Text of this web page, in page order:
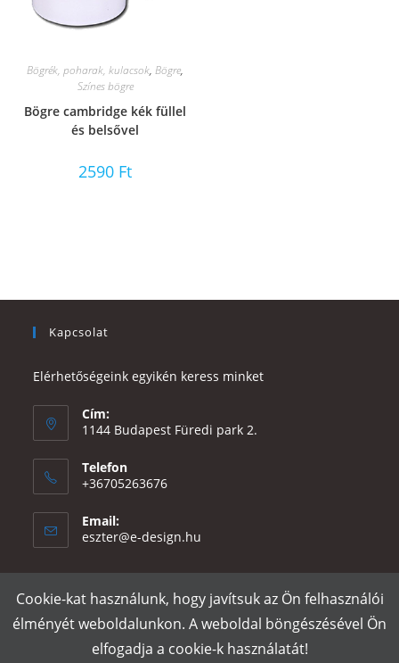
Bögrék, poharak, kulacsok,Bögre,
Színes bögre
Bögre cambridge kék füllel
és belsővel
2590 Ft
Kapcsolat
Elérhetőségeink egyikén keress minket
Cím:
1144 Budapest Füredi park 2.
Telefon
+36705263676
Email:
eszter@e-design.hu
Rólunk Szállítás és fizetés Adatvédelmi tájékoztató
ÁSZF
Póló nyomtatás
Cookie-kat használunk, hogy javítsuk az Ön felhasználói
élményét weboldalunkon. A weboldal böngészésével Ön
elfogadja a cookie-k használatát!